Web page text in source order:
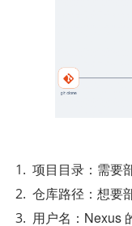
项目目录：需要
仓库路径：想要
用户名：Nexus